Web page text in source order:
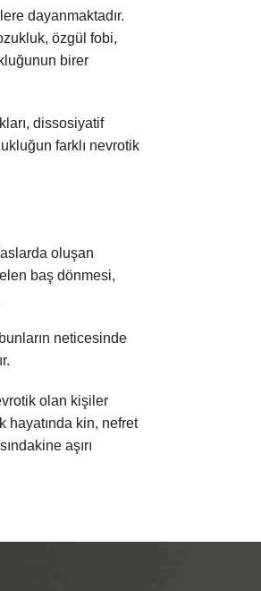
dayanmaktadır.
özgül fobi,
birer
dissosiyatif
farklı nevrotik
oluşan
baş dönmesi,
neticesinde
olan kişiler
hayatında kin, nefret
aşırı